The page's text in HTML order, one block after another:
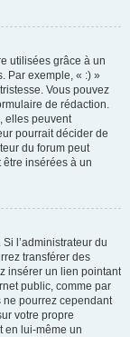
utilisées grâce à un
Par exemple, « :) »
Vous pouvez
de rédaction.
elles peuvent
pourrait décider de
du forum peut
insérées à un
l’administrateur du
transférer des
insérer un lien pointant
public, comme par
ne pourrez cependant
votre propre
en lui-même un